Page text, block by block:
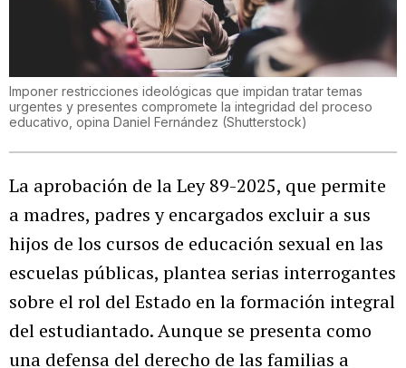
Imponer restricciones ideológicas que impidan tratar temas
urgentes y presentes compromete la integridad del proceso
educativo, opina Daniel Fernández (Shutterstock)
La aprobación de la Ley 89-2025, que permite
a madres, padres y encargados excluir a sus
hijos de los cursos de educación sexual en las
escuelas públicas, plantea serias interrogantes
sobre el rol del Estado en la formación integral
del estudiantado. Aunque se presenta como
una defensa del derecho de las familias a